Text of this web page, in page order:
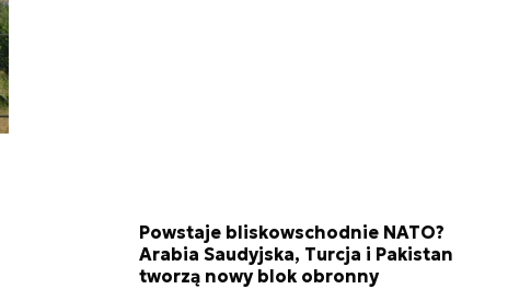
Powstaje bliskowschodnie NATO?
Arabia Saudyjska, Turcja i Pakistan
tworzą nowy blok obronny